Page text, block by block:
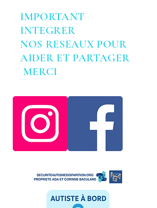
IMPORTANT
INTEGRER
NOS RESEAUX POUR
AIDER ET PARTAGER
MERCI